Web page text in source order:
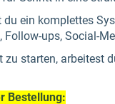
ein komplettes
ups, Social-
starten, arbeitest
Bestellung: